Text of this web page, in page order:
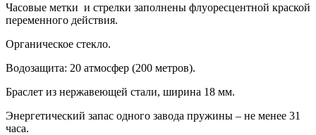
Часовые метки и стрелки заполнены флуоресцентной краской
переменного действия.
Органическое стекло.
Водозащита: 20 атмосфер (200 метров).
Браслет из нержавеющей стали, ширина 18 мм.
Энергетический запас одного завода пружины – не менее 31
часа.